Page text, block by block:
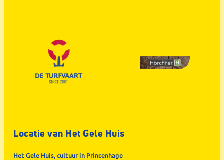
Locatie van Het Gele Huis
Het Gele Huis, cultuur in Princenhage